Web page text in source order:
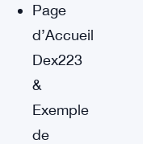
Page
d’Accueil
Dex223
&
Exemple
de